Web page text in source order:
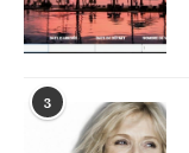
3